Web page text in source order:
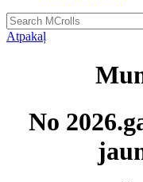
Atpakaļ
No